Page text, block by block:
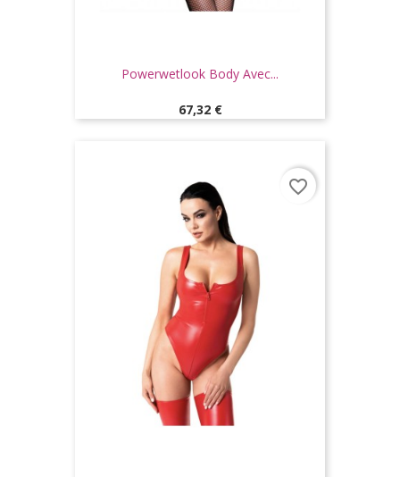
Powerwetlook Body Avec...
Prix
67,32 €
favorite_border